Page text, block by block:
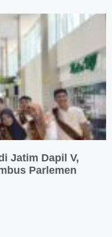
Jatim Dapil V,
Parlemen